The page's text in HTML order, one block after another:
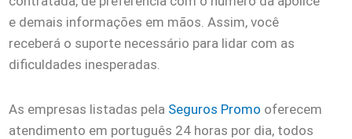
e demais informações em mãos. Assim, você
receberá o suporte necessário para lidar com as
dificuldades inesperadas.
As empresas listadas pela Seguros Promo oferecem
atendimento em português 24 horas por dia, todos